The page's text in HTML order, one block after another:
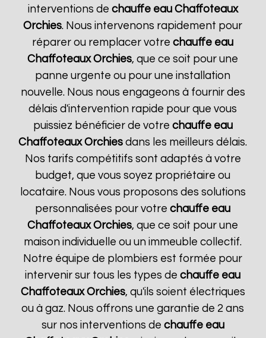
interventions de chauffe eau Chaffoteaux
Orchies. Nous intervenons rapidement pour
réparer ou remplacer votrechauffe eau
Chaffoteaux Orchies, que ce soit pour une
panne urgente ou pour une installation
nouvelle. Nous nous engageons à fournir des
délais d'intervention rapide pour que vous
puissiez bénéficier de votre chauffe eau
Chaffoteaux Orchies dans les meilleurs délais.
Nos tarifs compétitifs sont adaptés à votre
budget, que vous soyez propriétaire ou
locataire. Nous vous proposons des solutions
personnalisées pour votrechauffe eau
Chaffoteaux Orchies, que ce soit pour une
maison individuelle ou un immeuble collectif.
Notre équipe de plombiers est formée pour
intervenir sur tous les types dechauffe eau
Chaffoteaux Orchies, qu'ils soient électriques
ou à gaz. Nous offrons une garantie de 2 ans
sur nos interventions de chauffe eau